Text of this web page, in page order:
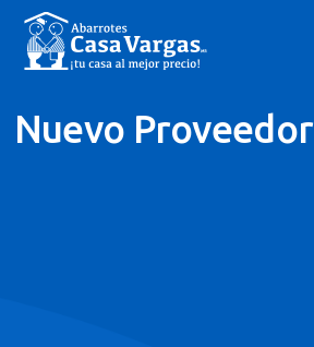
Nuevo Proveedor